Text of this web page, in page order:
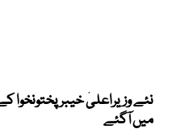
میں آگئے